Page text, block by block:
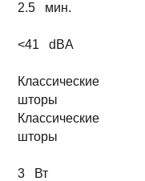
2.5 мин.
<41 dBA
Классические
шторы
Классические
шторы
3 Вт